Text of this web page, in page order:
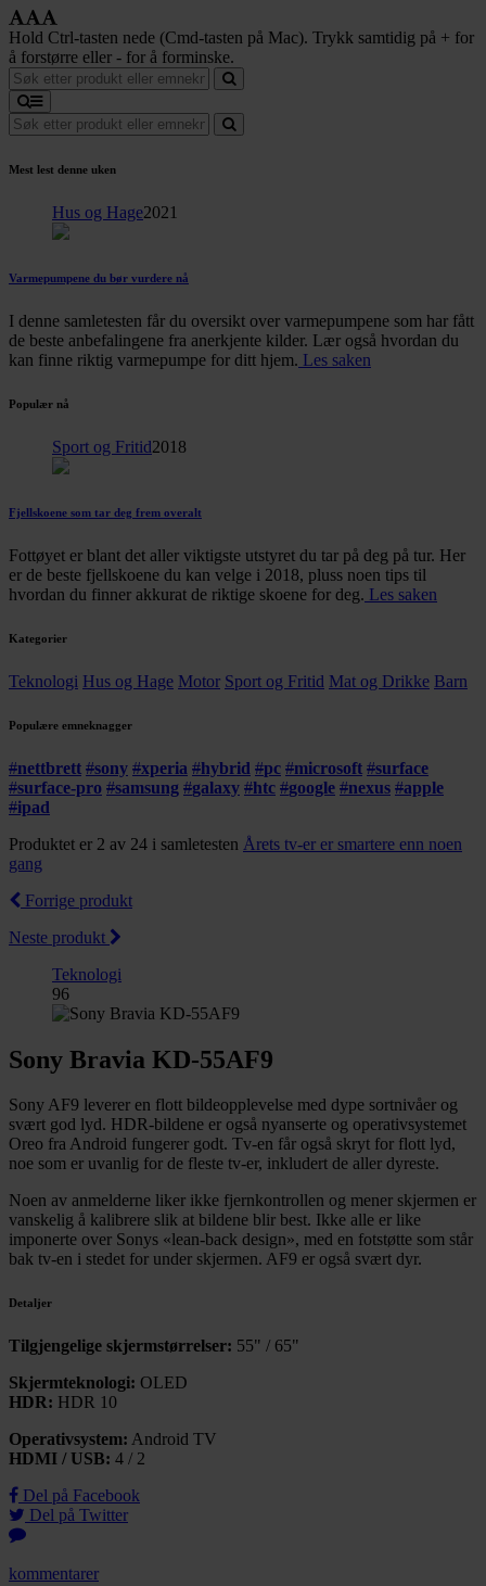
Hold Ctrl-tasten nede (Cmd-tasten på Mac). Trykk samtidig på + for
å forstørre eller - for å forminske.
Mest lest denne uken
Hus og Hage2021
Varmepumpene du bør vurdere nå
I denne samletesten får du oversikt over varmepumpene som har fått
de beste anbefalingene fra anerkjente kilder. Lær også hvordan du
kan finne riktig varmepumpe for ditt hjem. Les saken
Populær nå
Sport og Fritid2018
Fjellskoene som tar deg frem overalt
Fottøyet er blant det aller viktigste utstyret du tar på deg på tur. Her
er de beste fjellskoene du kan velge i 2018, pluss noen tips til
hvordan du finner akkurat de riktige skoene for deg. Les saken
Kategorier
Teknologi Hus og Hage Motor Sport og Fritid Mat og Drikke Barn
Populære emneknagger
#nettbrett #sony #xperia #hybrid #pc #microsoft #surface
#surface-pro #samsung #galaxy #htc #google #nexus #apple
#ipad
Produktet er 2 av 24 i samletesten Årets tv-er er smartere enn noen
gang
Forrige produkt
Neste produkt
Teknologi
96
Sony Bravia KD-55AF9
Sony AF9 leverer en flott bildeopplevelse med dype sortnivåer og
svært god lyd. HDR-bildene er også nyanserte og operativsystemet
Oreo fra Android fungerer godt. Tv-en får også skryt for flott lyd,
noe som er uvanlig for de fleste tv-er, inkludert de aller dyreste.
Noen av anmelderne liker ikke fjernkontrollen og mener skjermen er
vanskelig å kalibrere slik at bildene blir best. Ikke alle er like
imponerte over Sonys «lean-back design», med en fotstøtte som står
bak tv-en i stedet for under skjermen. AF9 er også svært dyr.
Detaljer
Tilgjengelige skjermstørrelser: 55" / 65"
Skjermteknologi: OLED
HDR: HDR 10
Operativsystem: Android TV
HDMI / USB: 4 / 2
Del på Facebook
Del på Twitter
kommentarer